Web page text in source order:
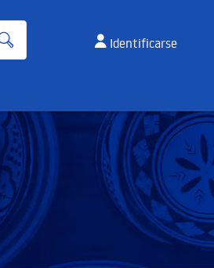
Identificarse